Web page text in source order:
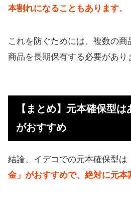
本割れになることもあります。
これを防ぐためには、複数の
商品を長期保有する必要があり
【まとめ】元本確保型
がおすすめ
結論、イデコでの元本確保型は
金」がおすすめで、絶対に元本